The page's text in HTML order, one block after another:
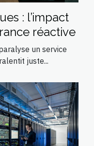
: l’impact
réactive
un service
juste...